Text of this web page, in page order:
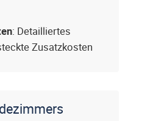
: Detailliertes
Zusatzkosten